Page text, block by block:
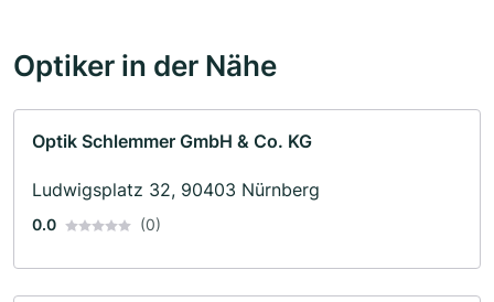
Optiker in der Nähe
Optik Schlemmer GmbH & Co. KG
Ludwigsplatz 32, 90403 Nürnberg
0.0 (0)